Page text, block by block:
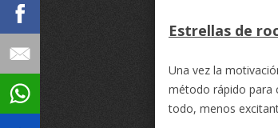
Estrellas de
Una vez la
método rápido para
todo, menos